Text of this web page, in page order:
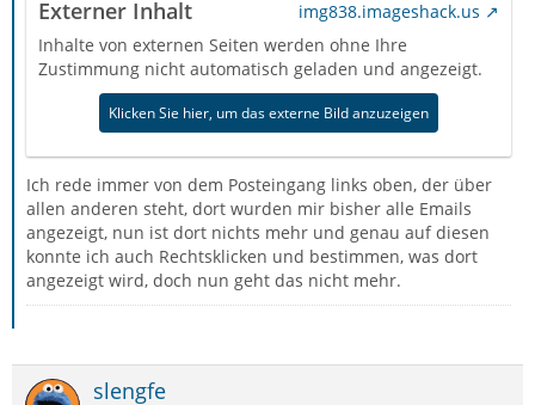
Externer Inhalt
img838.imageshack.us
Inhalte von externen Seiten werden ohne Ihre
Zustimmung nicht automatisch geladen und angezeigt.
Klicken Sie hier, um das externe Bild anzuzeigen
Ich rede immer von dem Posteingang links oben, der über
allen anderen steht, dort wurden mir bisher alle Emails
angezeigt, nun ist dort nichts mehr und genau auf diesen
konnte ich auch Rechtsklicken und bestimmen, was dort
angezeigt wird, doch nun geht das nicht mehr.
slengfe